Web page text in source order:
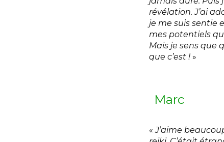
révélation. J’ai
je me suis sentie
mes potentiels
Mais je sens que
que c’est ! »
Marc
«J’aime